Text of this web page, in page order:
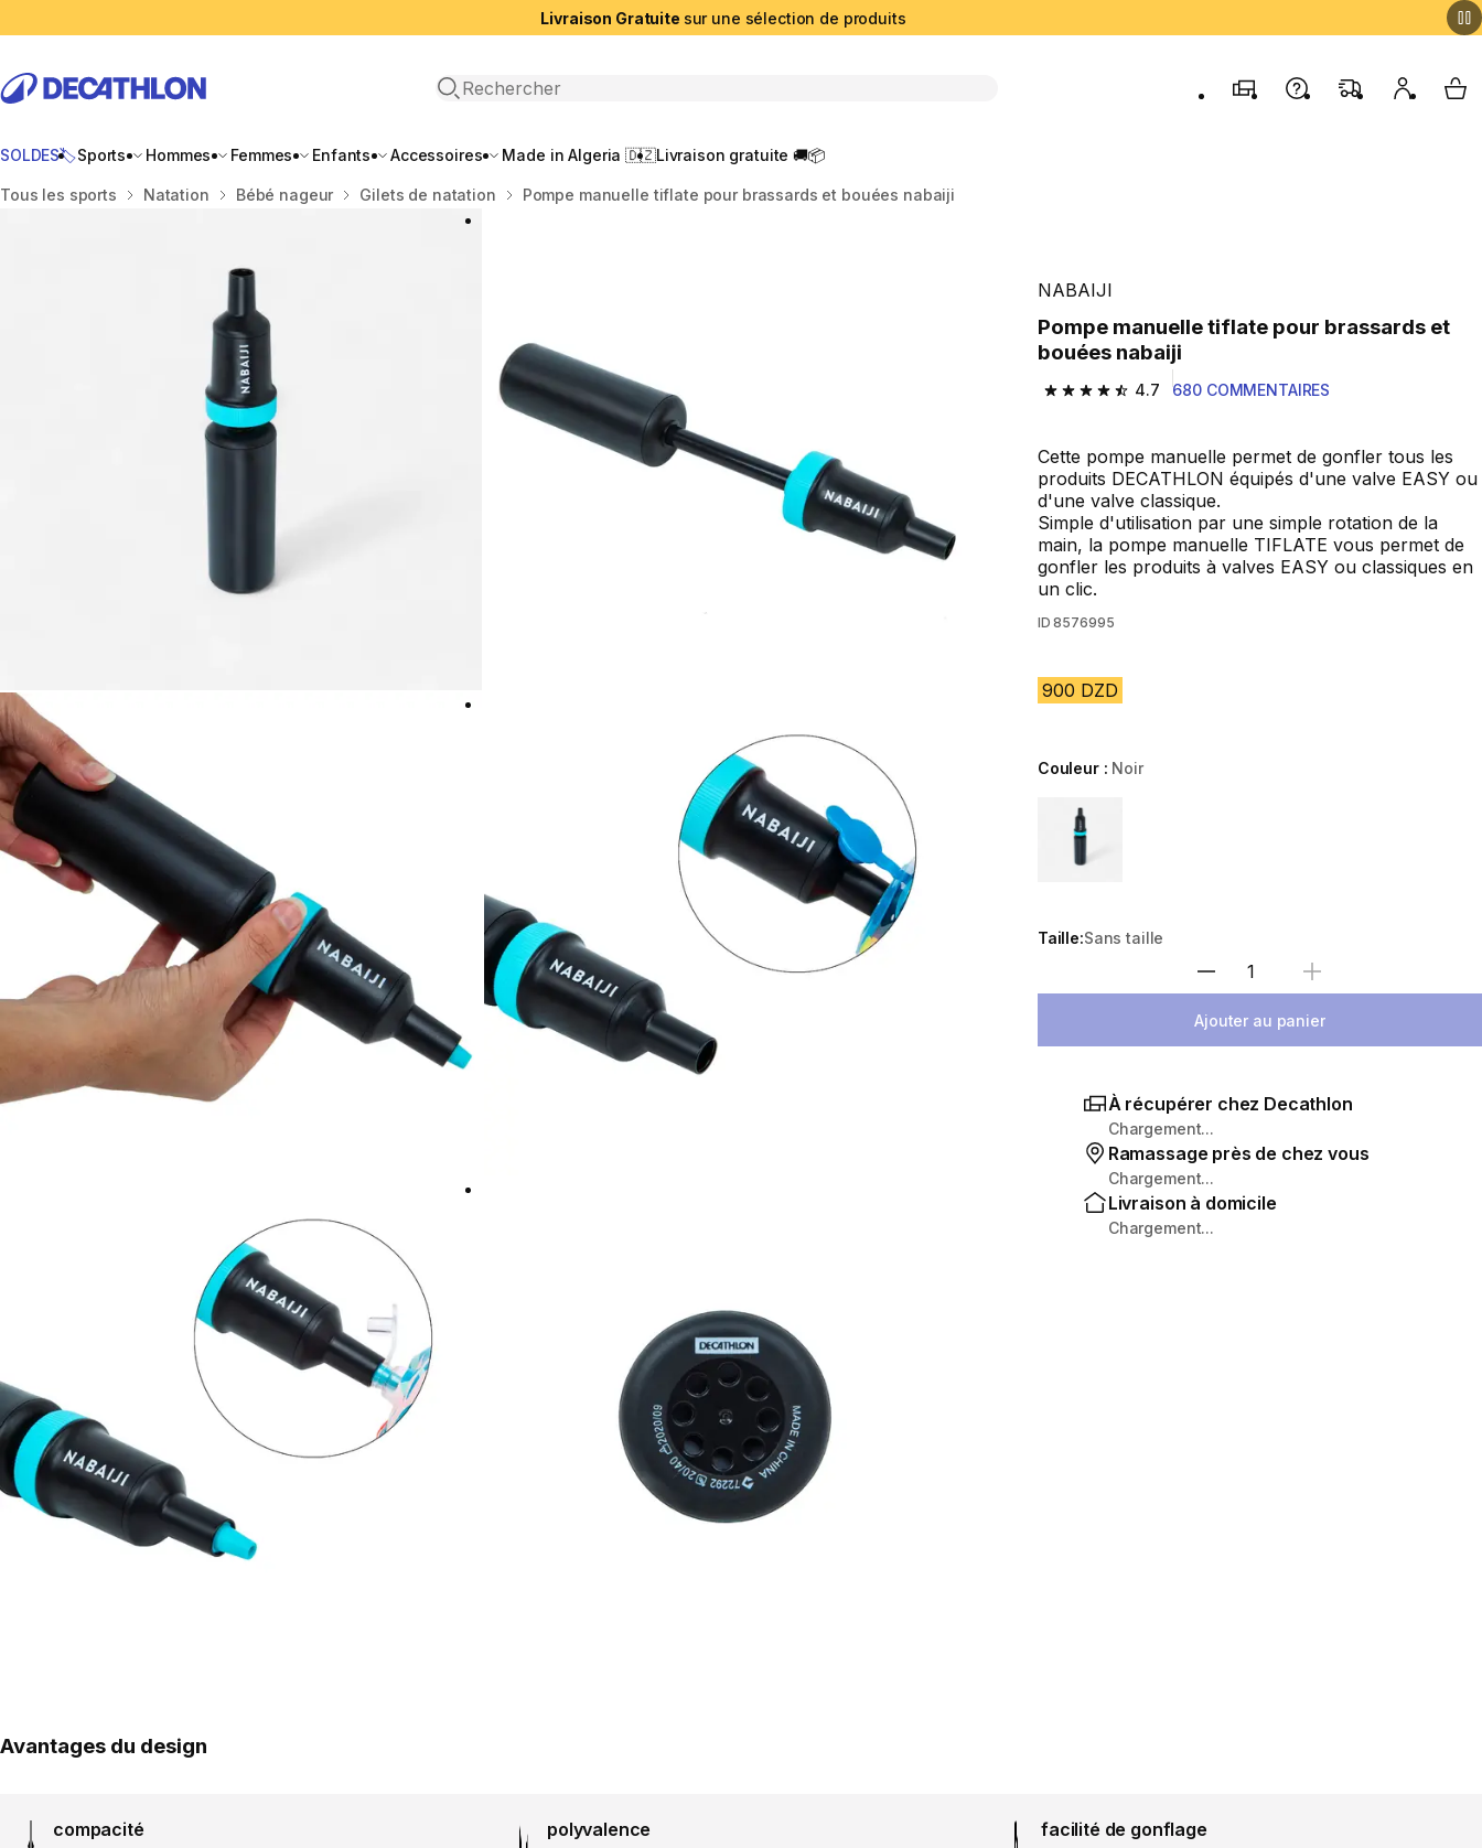
Livraison Gratuite sur une sélection de produits
Recherche ouverte
MagasinsContactez-nous
FAQ Mon My
SOLDES🏷️Sports Hommes Femmes Enfants Accessoires Made in Algeria 🇩🇿Livraison gratuite 🚚📦
Accueil
Tous les sports Natation Bébé nageur Gilets de natation Pompe manuelle tiflate pour brassards et bouées nabaiji
NABAIJI
Pompe manuelle tiflate pour brassards et
bouées nabaiji
4.7
4.7 out of 5 stars from 680 reviews
680 COMMENTAIRES
Cette pompe manuelle permet de gonfler tous les
produits DECATHLON équipés d'une valve EASY ou
d'une valve classique.
Simple d'utilisation par une simple rotation de la
main, la pompe manuelle TIFLATE vous permet de
gonfler les produits à valves EASY ou classiques en
un clic.
ID 8576995
900 DZD
Couleur : Noir
Choose a variant
Taille:Sans taille
Sélectionnez la quantité
Ajouter au panier
À récupérer chez Decathlon
Chargement...
Ramassage près de chez vous
Chargement...
Livraison à domicile
Chargement...
Avantages du design
compacité polyvalence facilité de gonflage